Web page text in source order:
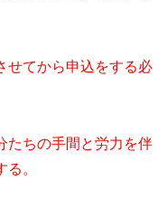
せてから申込をする必
たちの手間と労力を伴
。